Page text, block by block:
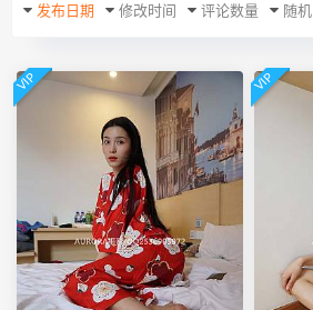
发布日期 修改时间 评论数量 随机
VIP VIP